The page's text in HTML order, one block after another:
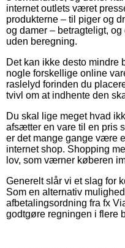
internet outlets været
produkterne – til piger og
og damer – betragteligt,
uden beregning.
Det kan ikke desto
nogle forskellige online
raslelyd forinden du
tvivl om at indhente den
Du skal lige meget hvad
afsætter en vare til en pris
er det mange gange være
internet shop. Shopping
lov, som værner køberen
Generelt slår vi et slag for
Som en alternativ
afbetalingsordning fra fx
godtgøre regningen i flere